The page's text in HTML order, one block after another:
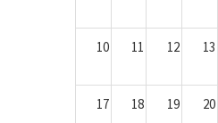
10 11 12 13
17 18 19 20